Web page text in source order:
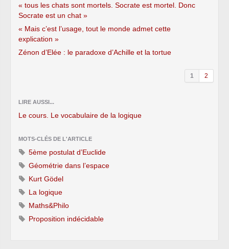
« tous les chats sont mortels. Socrate est mortel. Donc
Socrate est un chat »
« Mais c’est l’usage, tout le monde admet cette
explication »
Zénon d’Elée : le paradoxe d’Achille et la tortue
1 2
LIRE AUSSI...
Le cours. Le vocabulaire de la logique
MOTS-CLÉS DE L'ARTICLE
5ème postulat d’Euclide
Géométrie dans l’espace
Kurt Gödel
La logique
Maths&Philo
Proposition indécidable